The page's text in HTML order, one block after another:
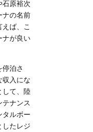
石原裕次
ナの名前
ば、こ
ナが良い
泊さ
収入にな
して、陸
テナンス
タルボー
したレジ